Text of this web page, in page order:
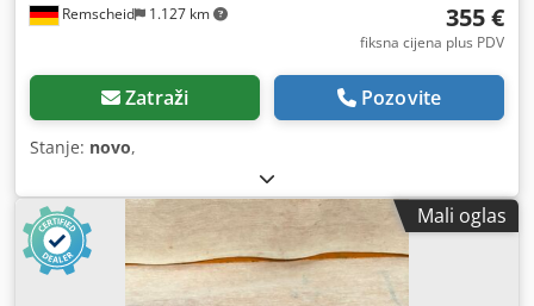
Remscheid 1.127 km 355 €
fiksna cijena plus PDV
Zatraži Pozovite
Stanje: novo,
Mali oglas